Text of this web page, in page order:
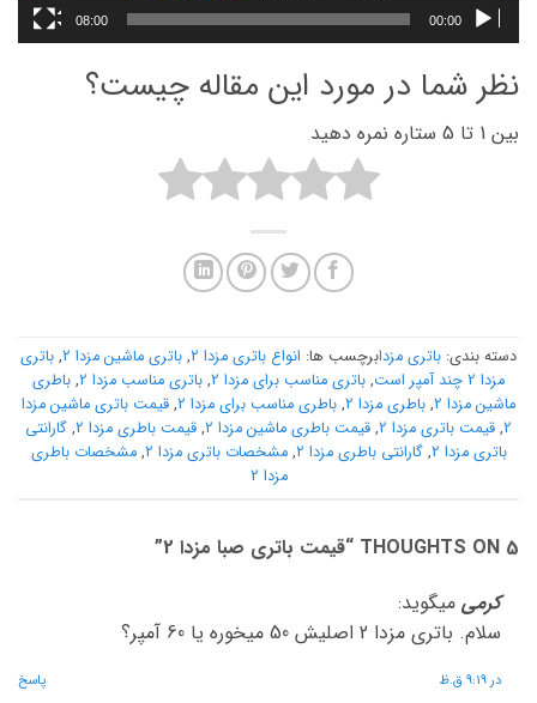
00:00
08:00
نظر شما در مورد این مقاله چیست؟
بین 1 تا 5 ستاره نمره دهید
دسته بندی: باتری مزدابرچسب ها: انواع باتری مزدا 2 , باتری ماشین مزدا 2 , باتری
مزدا 2 چند آمپر است
, باتری مناسب برای مزدا 2 , باتری مناسب مزدا 2 , باطری
ماشین مزدا 2 , باطری مزدا 2 , باطری مناسب برای مزدا 2 , قیمت باتری ماشین مزدا
2
, قیمت باتری مزدا 2 , قیمت باطری ماشین مزدا 2 , قیمت باطری مزدا 2 , گارانتی
باتری مزدا 2 ,گارانتی باطری مزدا 2 ,مشخصات باتری مزدا 2 ,مشخصات باطری
مزدا 2
5 THOUGHTS ON “ قیمت باتری صبا مزدا 2 ”
کرمی میگوید:
سلام. باتری مزدا 2 اصلیش 50 میخوره یا 60 آمپر؟
در 9:19 ق.ظ پاسخ